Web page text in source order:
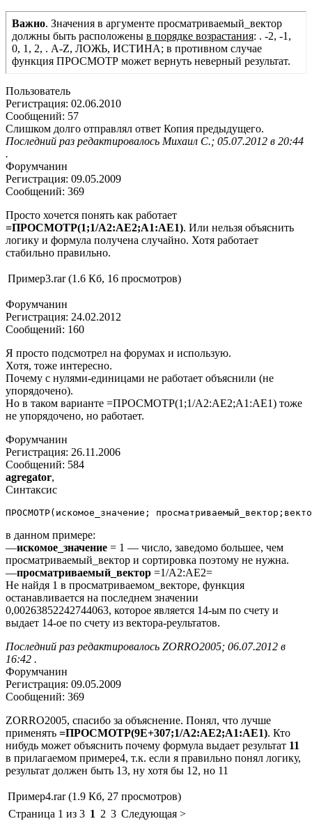
Важно. Значения в аргументе просматриваемый_вектор
должны быть расположены в порядке возрастания: . -2, -1,
0, 1, 2, . A-Z, ЛОЖЬ, ИСТИНА; в противном случае
функция ПРОСМОТР может вернуть неверный результат.
Пользователь
Регистрация: 02.06.2010
Сообщений: 57
Слишком долго отправлял ответ Копия предыдущего.
Последний раз редактировалось Михаил С.; 05.07.2012 в 20:44
.
Форумчанин
Регистрация: 09.05.2009
Сообщений: 369
Просто хочется понять как работает
=ПРОСМОТР(1;1/A2:AE2;A1:AE1). Или нельзя объяснить
логику и формула получена случайно. Хотя работает
стабильно правильно.
Пример3.rar (1.6 Кб, 16 просмотров)
Форумчанин
Регистрация: 24.02.2012
Сообщений: 160
Я просто подсмотрел на форумах и использую.
Хотя, тоже интересно.
Почему с нулями-единицами не работает объяснили (не
упорядочено).
Но в таком варианте =ПРОСМОТР(1;1/A2:AE2;A1:AE1) тоже
не упорядочено, но работает.
Форумчанин
Регистрация: 26.11.2006
Сообщений: 584
agregator,
Синтаксис
ПРОСМОТР(искомое_значение;
в данном примере:
—искомое_значение = 1 — число, заведомо большее, чем
просматриваемый_вектор и сортировка поэтому не нужна.
—просматриваемый_вектор =1/A2:AE2=
Не найдя 1 в просматриваемом_векторе, функция
останавливается на последнем значении
0,00263852242744063, которое является 14-ым по счету и
выдает 14-ое по счету из вектора-реультатов.
Последний раз редактировалось ZORRO2005; 06.07.2012 в
16:42 .
Форумчанин
Регистрация: 09.05.2009
Сообщений: 369
ZORRO2005, спасибо за объяснение. Понял, что лучше
применять =ПРОСМОТР(9E+307;1/A2:AE2;A1:AE1). Кто
нибудь может объяснить почему формула выдает результат 11
в прилагаемом примере4, т.к. если я правильно понял логику,
результат должен быть 13, ну хотя бы 12, но 11
Пример4.rar (1.9 Кб, 27 просмотров)
Страница 1 из 3 1 2 3 Следующая >